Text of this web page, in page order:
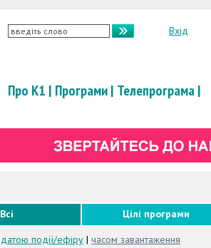
Вхід
Про К1 | Програми| Телепрограма|
Всі Цілі програми
датою події/ефіру | часом завантаження